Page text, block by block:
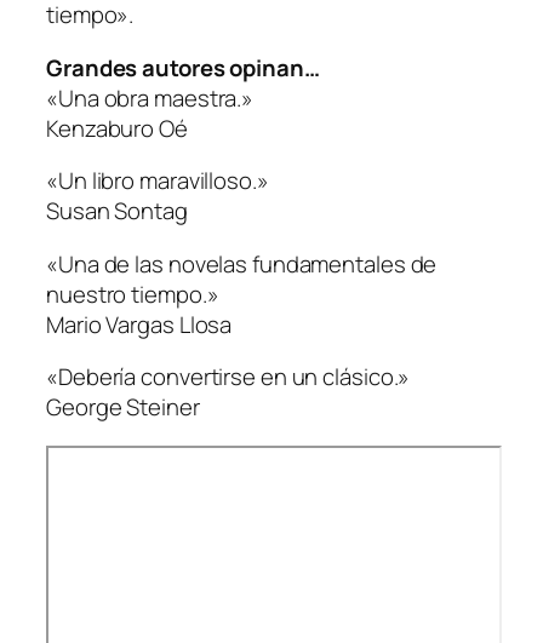
tiempo».
Grandes autores opinan…
«Una obra maestra.»
Kenzaburo Oé
«Un libro maravilloso.»
Susan Sontag
«Una de las novelas fundamentales de
nuestro tiempo.»
Mario Vargas Llosa
«Debería convertirse en un clásico.»
George Steiner